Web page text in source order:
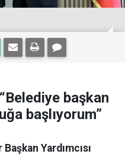
başkan
başlıyorum”
Yardımcısı